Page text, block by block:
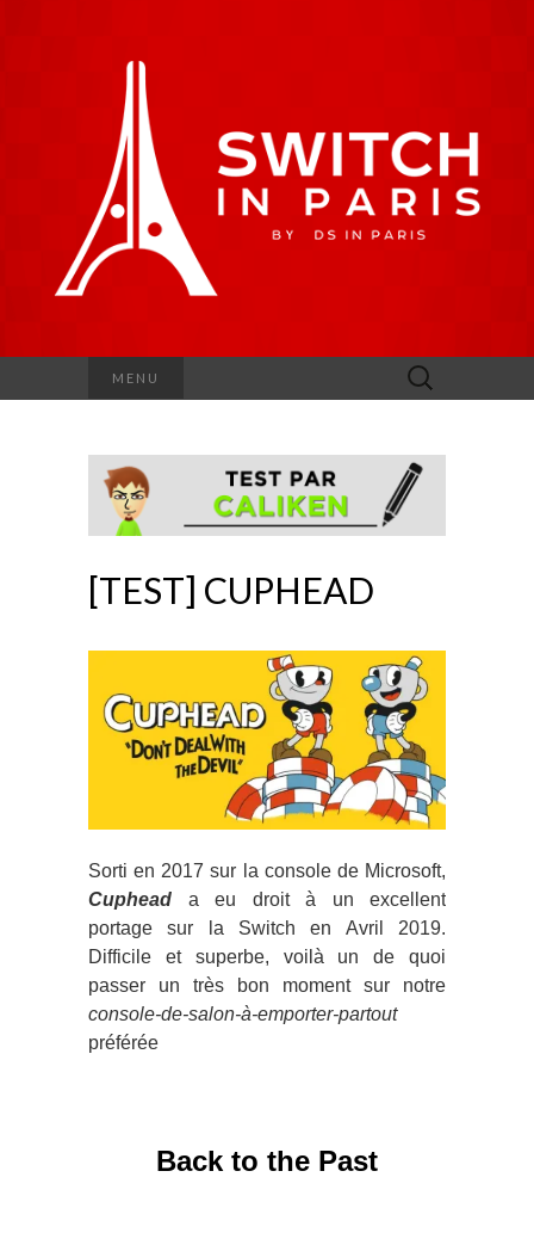
MENU Rechercher :
[TEST] CUPHEAD
Sorti en 2017 sur la console de Microsoft,
Cuphead a eu droit à un excellent
portage sur la Switch en Avril 2019.
Difficile et superbe, voilà un de quoi
passer un très bon moment sur notre
console-de-salon-à-emporter-partout
préférée
Back to the Past